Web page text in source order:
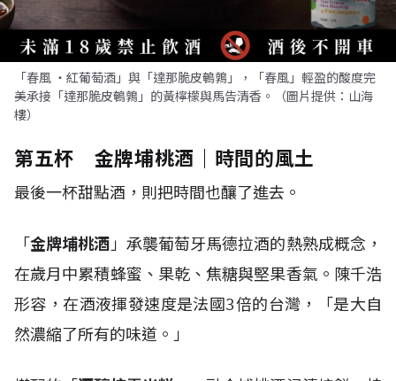
「春風 ・紅葡萄酒」與「達那脆皮鵪鶉」，「春風」輕盈的酸度完
美承接「達那脆皮鵪鶉」的黃檸檬與馬告清香。（圖片提供：山海
樓）
第五杯 金牌埔桃酒｜時間的風土
最後一杯甜點酒，則把時間也釀了進去。
「金牌埔桃酒」承襲葡萄牙馬德拉酒的熱熟成概念，
在歲月中累積蜂蜜、果乾、焦糖與堅果香氣。陳千浩
形容，在酒液揮發速度是法國3倍的台灣，「是大自
然濃縮了所有的味道。」